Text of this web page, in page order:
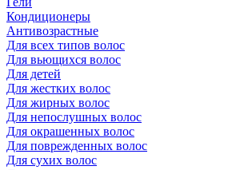
Кондиционеры
Антивозрастные
Для всех типов волос
Для вьющихся волос
Для детей
Для жестких волос
Для жирных волос
Для непослушных волос
Для окрашенных волос
Для поврежденных волос
Для сухих волос